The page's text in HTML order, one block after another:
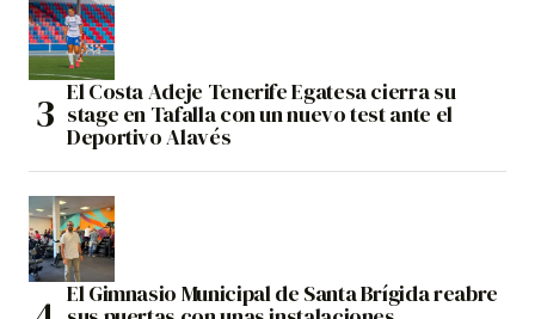
El Costa Adeje Tenerife Egatesa cierra su
stage en Tafalla con un nuevo test ante el
Deportivo Alavés
El Gimnasio Municipal de Santa Brígida reabre